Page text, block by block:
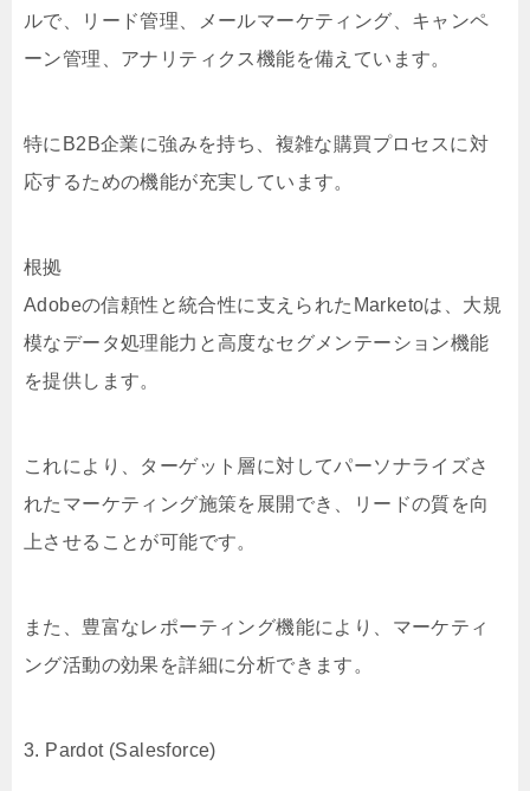
ルで、リード管理、メールマーケティング、キャンペ
ーン管理、アナリティクス機能を備えています。
特にB2B企業に強みを持ち、複雑な購買プロセスに対
応するための機能が充実しています。
根拠
Adobeの信頼性と統合性に支えられたMarketoは、大規
模なデータ処理能力と高度なセグメンテーション機能
を提供します。
これにより、ターゲット層に対してパーソナライズさ
れたマーケティング施策を展開でき、リードの質を向
上させることが可能です。
また、豊富なレポーティング機能により、マーケティ
ング活動の効果を詳細に分析できます。
3. Pardot (Salesforce)